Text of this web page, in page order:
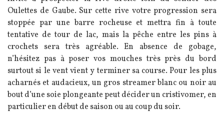
Oulettes de Gaube. Sur cette rive votre progression sera
stoppée par une barre rocheuse et mettra fin à toute
tentative de tour de lac, mais la pêche entre les pins à
crochets sera très agréable. En absence de gobage,
n’hésitez pas à poser vos mouches très près du bord
surtout si le vent vient y terminer sa course. Pour les plus
acharnés et audacieux, un gros streamer blanc ou noir au
bout d’une soie plongeante peut décider un cristivomer, en
particulier en début de saison ou au coup du soir.